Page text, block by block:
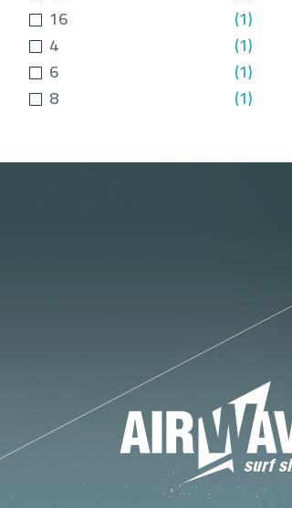
16
(1)
4
(1)
6
(1)
8
(1)